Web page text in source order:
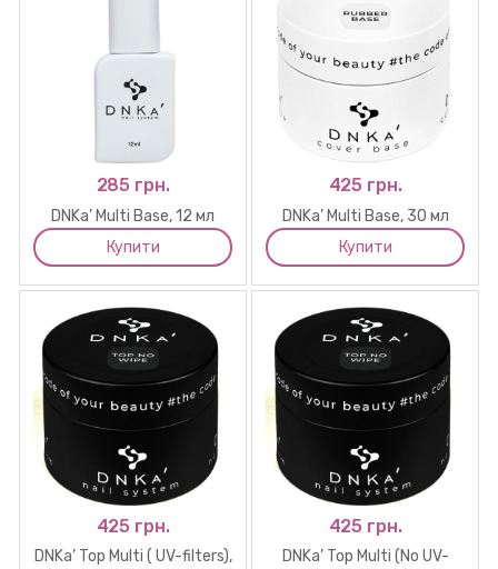
285 грн.
DNKa’ Multi Base, 12 мл
Купити
425 грн.
DNKa’ Multi Base, 30 мл
Купити
425 грн.
DNKa’ Top Multi ( UV-filters),
425 грн.
DNKa’ Top Multi (No UV-